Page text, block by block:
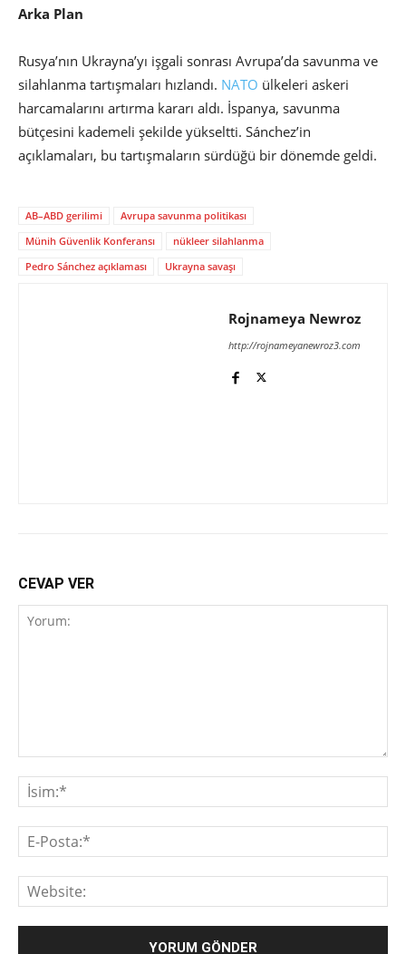
Arka Plan
Rusya’nın Ukrayna’yı işgali sonrası Avrupa’da savunma ve
silahlanma tartışmaları hızlandı. NATO ülkeleri askeri
harcamalarını artırma kararı aldı. İspanya, savunma
bütçesini kademeli şekilde yükseltti. Sánchez’in
açıklamaları, bu tartışmaların sürdüğü bir dönemde geldi.
AB–ABD gerilimi
Avrupa savunma politikası
Münih Güvenlik Konferansı
nükleer silahlanma
Pedro Sánchez açıklaması
Ukrayna savaşı
Rojnameya Newroz
http://rojnameyanewroz3.com
CEVAP VER